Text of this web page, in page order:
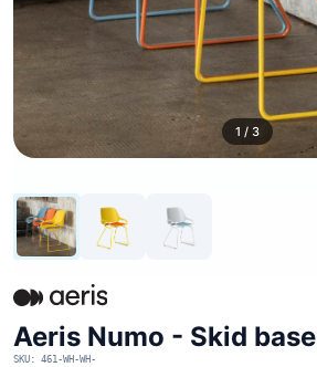
1 / 3
Aeris Numo - Skid base
SKU: 461-WH-WH-